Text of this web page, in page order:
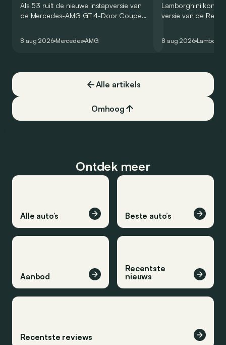
Als 53 ruilt de nieuwe instapversie van
de Mercedes-AMG GT 4-Door Coupé
8 aug 2026 Mercedes AMG
Lamborghini
versie van de
een record voor
8 aug 2026
Alle artikels
Omhoog
Ontdek meer
Alle auto’s Beste auto’s
Aanbod
Recentste
nieuws
Recentste reviews